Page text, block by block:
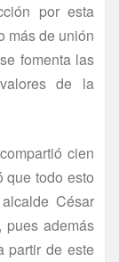
por esta
más de unión
fomenta las
de la
cien
que todo esto
César
además
partir de este